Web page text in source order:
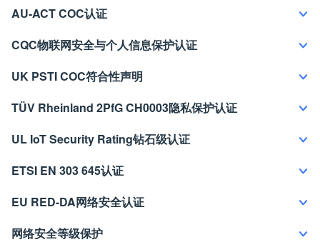
AU-ACT COC认证
CQC物联网安全与个人信息保护认证
UK PSTI COC符合性声明
TÜV Rheinland 2PfG CH0003隐私保护认证
UL IoT Security Rating钻石级认证
ETSI EN 303 645认证
EU RED-DA网络安全认证
网络安全等级保护